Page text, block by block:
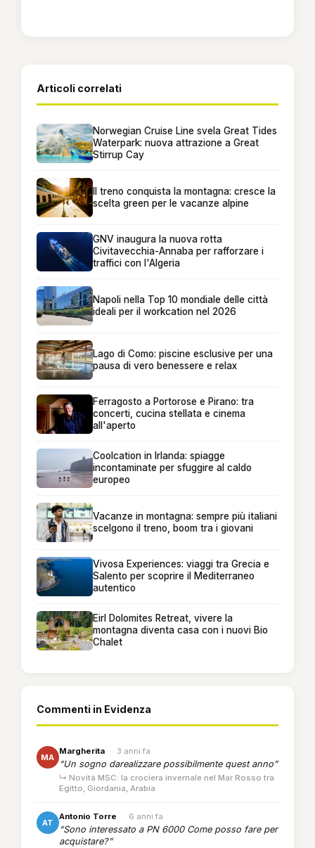
Articoli correlati
Norwegian Cruise Line svela Great Tides
Waterpark: nuova attrazione a Great
Stirrup Cay
Il treno conquista la montagna: cresce la
scelta green per le vacanze alpine
GNV inaugura la nuova rotta
Civitavecchia-Annaba per rafforzare i
traffici con l'Algeria
Napoli nella Top 10 mondiale delle città
ideali per il workcation nel 2026
Lago di Como: piscine esclusive per una
pausa di vero benessere e relax
Ferragosto a Portorose e Pirano: tra
concerti, cucina stellata e cinema
all'aperto
Coolcation in Irlanda: spiagge
incontaminate per sfuggire al caldo
europeo
Vacanze in montagna: sempre più italiani
scelgono il treno, boom tra i giovani
Vivosa Experiences: viaggi tra Grecia e
Salento per scoprire il Mediterraneo
autentico
Eirl Dolomites Retreat, vivere la
montagna diventa casa con i nuovi Bio
Chalet
Commenti in Evidenza
MA
Margherita · 3 anni fa
“Un sogno darealizzare possibilmente quest anno”
↳ Novità MSC: la crociera invernale nel Mar Rosso tra
Egitto, Giordania, Arabia
AT
Antonio Torre · 6 anni fa
“Sono interessato a PN 6000 Come posso fare per
acquistare?”